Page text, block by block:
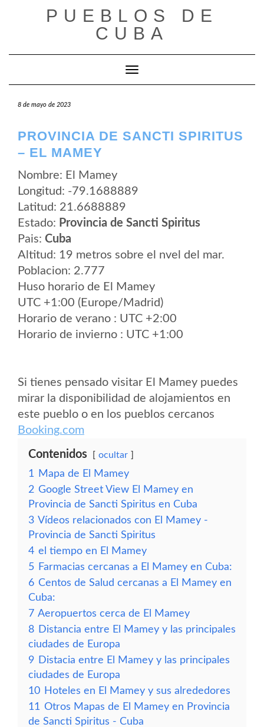
PUEBLOS DE
CUBA
Cambiar modo de navegación
8 de mayo de 2023
PROVINCIA DE SANCTI SPIRITUS
– EL MAMEY
Nombre: El Mamey
Longitud: -79.1688889
Latitud: 21.6688889
Estado: Provincia de Sancti Spiritus
Pais: Cuba
Altitud: 19 metros sobre el nvel del mar.
Poblacion: 2.777
Huso horario de El Mamey
UTC +1:00 (Europe/Madrid)
Horario de verano : UTC +2:00
Horario de invierno : UTC +1:00
Si tienes pensado visitar El Mamey puedes
mirar la disponibilidad de alojamientos en
este pueblo o en los pueblos cercanos
Booking.com
Contenidos ocultar
1
Mapa de El Mamey
2 Google Street View El Mamey en
Provincia de Sancti Spiritus en Cuba
3 Vídeos relacionados con El Mamey -
Provincia de Sancti Spiritus
4 el tiempo en El Mamey
5 Farmacias cercanas a El Mamey en Cuba:
6 Centos de Salud cercanas a El Mamey en
Cuba:
7 Aeropuertos cerca de El Mamey
8 Distancia entre El Mamey y las principales
ciudades de Europa
9 Distacia entre El Mamey y las principales
ciudades de Europa
10 Hoteles en El Mamey y sus alrededores
11 Otros Mapas de El Mamey en Provincia
de Sancti Spiritus - Cuba